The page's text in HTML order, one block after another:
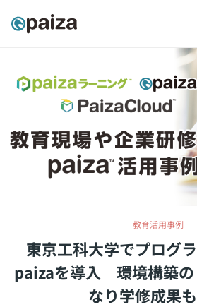
転職・キャリア
インタビュー
転職成功ガイド
求人検索
インタビュー
新卒就活
求人検索
インターン
新卒エージェント
問題集
4択課題
プログラミング言語
SQL
ゲーム・マンガ
メディア
教育活用事例
東京工科大学でプログ
paizaを導入 環境構築の
なり学修成果